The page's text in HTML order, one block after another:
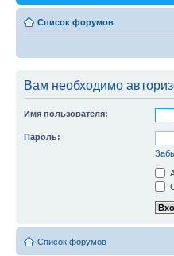
Список форумов
Вам необходимо
Имя пользователя:
Пароль:
Список форумов